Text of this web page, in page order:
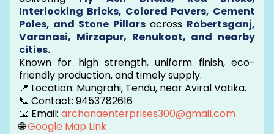
Interlocking Bricks, Colored Pavers, Cement
Poles, and Stone Pillarsacross Robertsganj,
Varanasi, Mirzapur, Renukoot, and nearby
cities.
Known for high strength, uniform finish, eco-
friendly production, and timely supply.
📍 Location: Mungrahi, Tendu, near Aviral Vatika.
📞 Contact: 9453782616
📧 Email: archanaenterprises300@gmail.com
🌐Google Map Link